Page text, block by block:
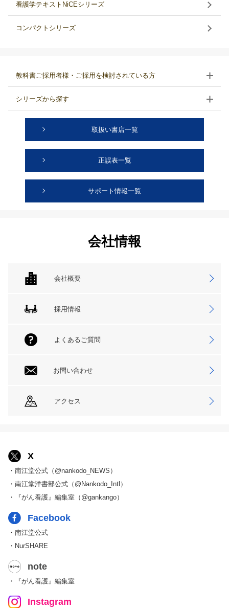
看護学テキストNiCEシリーズ
コンパクトシリーズ
教科書ご採用者様・ご採用を検討されている方
シリーズから探す
取扱い書店一覧
正誤表一覧
サポート情報一覧
会社情報
会社概要
採用情報
よくあるご質問
お問い合わせ
アクセス
X
・南江堂公式（@nankodo_NEWS）
・南江堂洋書部公式（@Nankodo_Intl）
・『がん看護』編集室（@gankango）
Facebook
・南江堂公式
・NurSHARE
note
・『がん看護』編集室
Instagram